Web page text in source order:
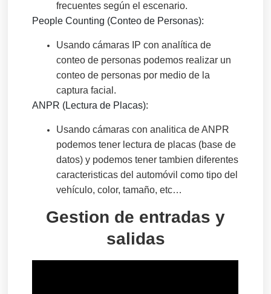
frecuentes según el escenario.
People Counting (Conteo de Personas):
Usando cámaras IP con analítica de
conteo de personas podemos realizar un
conteo de personas por medio de la
captura facial.
ANPR (Lectura de Placas):
Usando cámaras con analitica de ANPR
podemos tener lectura de placas (base de
datos) y podemos tener tambien diferentes
caracteristicas del automóvil como tipo del
vehículo, color, tamaño, etc…
Gestion de entradas y
salidas